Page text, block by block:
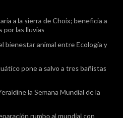
a la sierra de Choix; beneficia a
por las lluvias
bienestar animal entre Ecología y
pone a salvo a tres bañistas
la Semana Mundial de la
rumbo al mundial con